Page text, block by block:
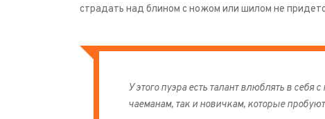
страдать над блином с ножом или шилом не
У этого пуэра есть талант влюблять в
чаеманам, так и новичкам, которые